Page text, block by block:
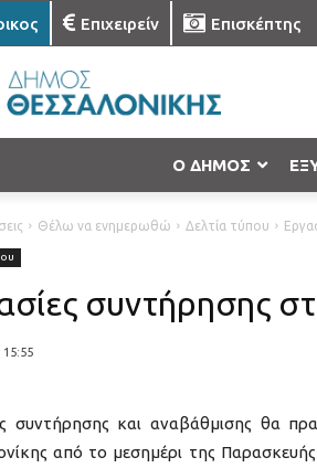
Επιχειρείν Επισκέπτης
Ο ΔΗΜΟΣ
Θέλω να ενημερωθώ Δελτία τύπου
συντήρησης
15:55
συντήρησης και αναβάθμισης θα
από το μεσημέρι της